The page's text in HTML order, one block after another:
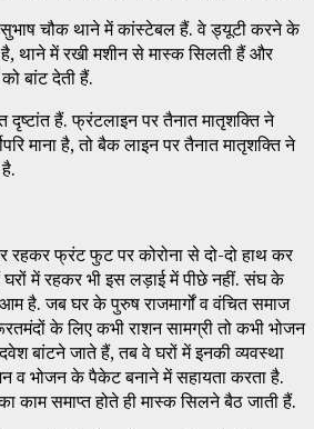
चौक थाने में कांस्टेबल हैं. वे ड्यूटी करने के
थाने में रखी मशीन से मास्क सिलती हैं और
बांट देती हैं.
हैं. फ्रंटलाइन पर तैनात मातृशक्ति ने
माना है, तो बैक लाइन पर तैनात मातृशक्ति ने
रहकर फ्रंट फुट पर कोरोना से दो-दो हाथ कर
में रहकर भी इस लड़ाई में पीछे नहीं. संघ के
है. जब घर के पुरुष राजमार्गों व वंचित समाज
के लिए कभी राशन सामग्री तो कभी भोजन
बांटने जाते हैं, तब वे घरों में इनकी व्यवस्था
व भोजन के पैकेट बनाने में सहायता करता है.
काम समाप्त होते ही मास्क सिलने बैठ जाती हैं.